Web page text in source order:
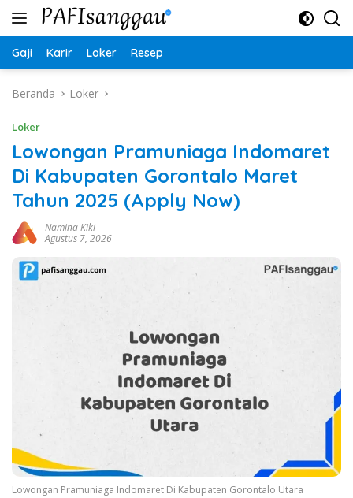
Langsung
Gaji Karir Loker Resep
Beranda Loker
Loker
Lowongan Pramuniaga Indomaret
Di Kabupaten Gorontalo Maret
Tahun 2025 (Apply Now)
Namina Kiki
Agustus 7, 2026
Lowongan Pramuniaga Indomaret Di Kabupaten Gorontalo Utara